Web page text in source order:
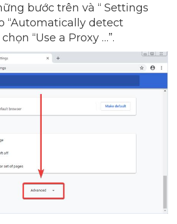
bước trên và “ Settings
“Automatically detect
“Use a Proxy …”.